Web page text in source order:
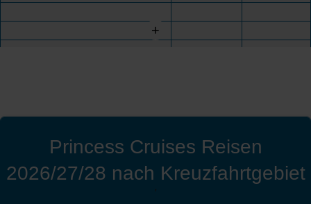
+
Princess Cruises Reisen
2026/27/28 nach Kreuzfahrtgebiet
'